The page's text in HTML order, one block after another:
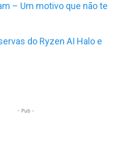
– Um motivo que não te
do Ryzen AI Halo e
- Pub -